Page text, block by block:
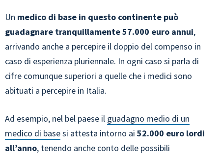
Un medico di base in questo continente può
guadagnare tranquillamente 57.000 euro annui,
arrivando anche a percepire il doppio del compenso in
caso di esperienza pluriennale. In ogni caso si parla di
cifre comunque superiori a quelle che i medici sono
abituati a percepire in Italia.
Ad esempio, nel bel paese il guadagno medio di un
medico di basesi attesta intorno ai 52.000 euro lordi
all’anno, tenendo anche conto delle possibili